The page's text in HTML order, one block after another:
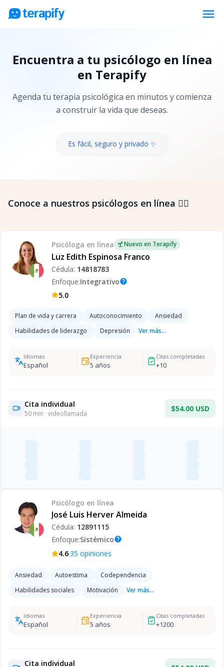
menu
Precios
Empresas
Preguntas frecuentes
Encuentra a tu psicólogo en línea
en Terapify
Agenda tu terapia psicológica en minutos y comienza
a construir la vida que deseas.
Es fácil, seguro y privado ✨
Conoce a nuestros psicólogos en línea 👇🏼
Psicóloga en línea Nuevo en Terapify
Luz Edith Espinosa Franco
Cédula: 14818783
Enfoque:Integrativohelp
5.0
Plan de vida y carrera Autoconocimiento
Ansiedad
Habilidades de liderazgo
Depresión Ver más...
Idiomas
Español
Experiencia
5 años
Citas completadas
+10
Cita individual
50 min · videollamada
$54.00 USD
Psicólogo en línea
José Luis Herver Almeida
Cédula: 12891115
Enfoque:Sistémicohelp
4.6·35 opiniones
Ansiedad Autoestima
Codependencia
Habilidades sociales
Motivación Ver más...
Idiomas
Español
Experiencia
5 años
Citas completadas
+1200
Cita individual